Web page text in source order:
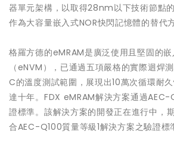
器單元架構，以取得28nm以下技術節點
作為大容量嵌入式NOR快閃記憶體的替代方
格羅方德的eMRAM是廣泛使用且堅固的
（eNVM），已通過五項嚴格的實際迴焊
C的溫度測試範圍，展現出10萬次循環耐
達十年。FDX eMRAM解決方案通過
證標準。該解決方案的開發正在進行中，
合AEC-Q100質量等級1解決方案之驗證標